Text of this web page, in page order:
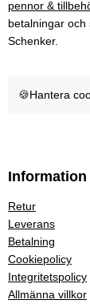
pennor &
betalningar
Schenker.
🍪Hantera
Information
Retur
Leverans
Betalning
Cookiepolicy
Integritetspolicy
Allmänna villkor